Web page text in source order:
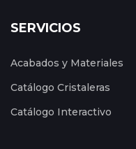
SERVICIOS
Acabados y Materiales
Catálogo Cristaleras
Catálogo Interactivo